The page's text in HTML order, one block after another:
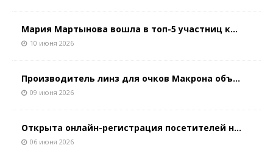
Мария Мартынова вошла в топ-5 участниц к...
10 июня 2026
Производитель линз для очков Макрона объ...
09 июня 2026
Открыта онлайн-регистрация посетителей н...
06 июня 2026